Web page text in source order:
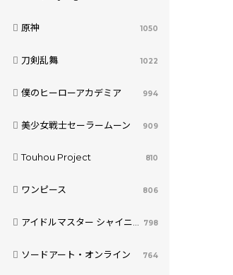
原神 1050
刀剣乱舞 1022
僕のヒーローアカデミア 994
美少女戦士セーラームーン 909
Touhou Project 810
ワンピース 806
アイドルマスター シャイニーカラーズ 798
ソードアート・オンライン 764